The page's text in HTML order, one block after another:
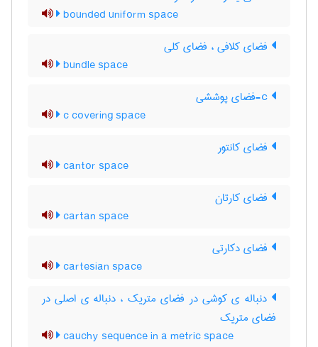
bounded uniform space
فضای کلافی ، فضای کلی
bundle space
c covering space
فضای کانتور
cantor space
فضای کارتان
cartan space
فضای دکارتی
cartesian space
دنباله ی کوشی در فضای متریک ، دنباله ی اصلی در
فضای متریک
cauchy sequence in a metric space